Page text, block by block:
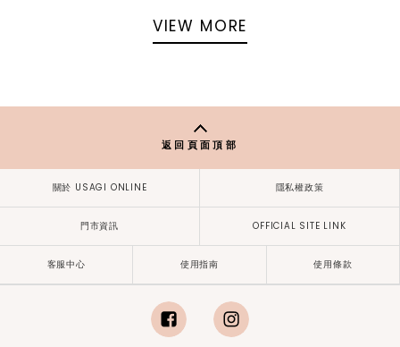
VIEW MORE
返回頁面頂部
關於 USAGI ONLINE 隱私權政策
門市資訊 OFFICIAL SITE LINK
客服中心 使用指南 使用條款